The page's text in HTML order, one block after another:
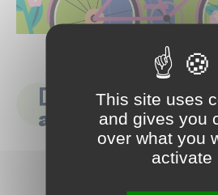
[MOBILITES]
avis
This site uses
and gives you
over what you
activate